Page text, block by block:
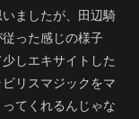
ましたが、田辺騎
った感じの様子
しエキサイトした
リスマジックをマ
てくれるんじゃな